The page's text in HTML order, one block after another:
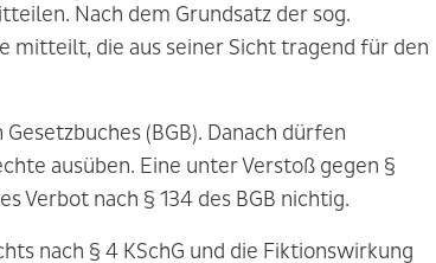
Nach dem Grundsatz der sog.
mitteilt, die aus seiner Sicht tragend für den
(BGB). Danach dürfen
ausüben. Eine unter Verstoß gegen §
Verbot nach § 134 des BGB nichtig.
nach § 4 KSchG und die Fiktionswirkung